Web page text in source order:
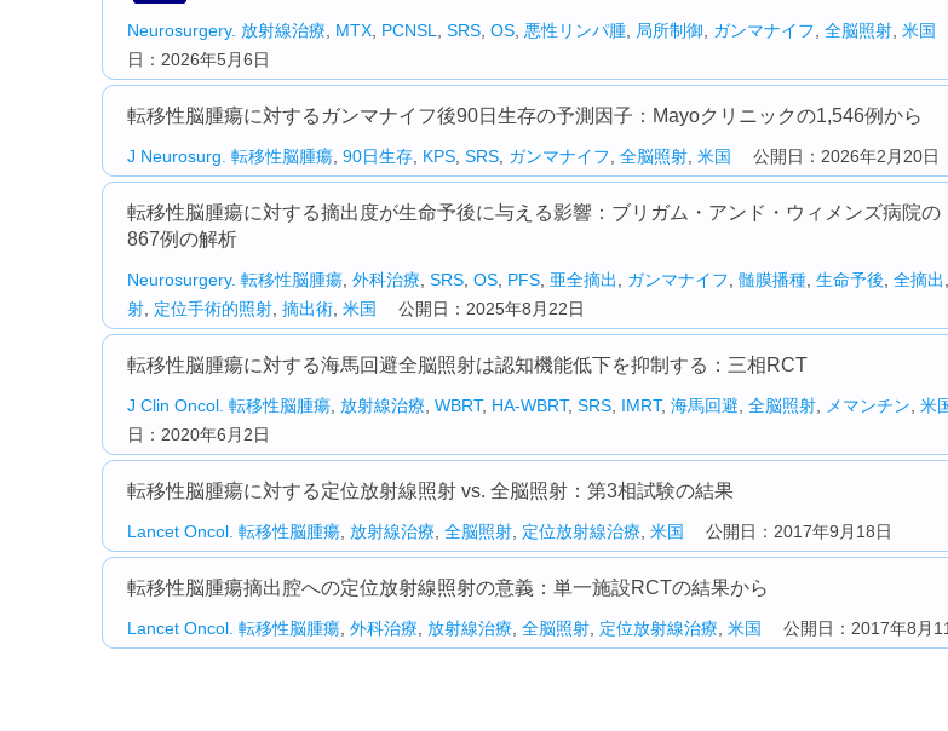
Neurosurgery. 放射線治療 MTX PCNSL SRS OS 悪性リンパ腫 局所制御 ガンマナイフ 全脳照射 米国
日：2026年5月6日
転移性脳腫瘍に対するガンマナイフ後90日生存の予測因子：Mayoクリニックの1,546例から
J Neurosurg. 転移性脳腫瘍 90日生存 KPS SRS ガンマナイフ 全脳照射 米国 公開日：2026年2月20日
転移性脳腫瘍に対する摘出度が生命予後に与える影響：ブリガム・アンド・ウィメンズ病院の
867例の解析
Neurosurgery. 転移性脳腫瘍 外科治療 SRS OS PFS 亜全摘出 ガンマナイフ 髄膜播種 生命予後 全摘出
射 定位手術的照射 摘出術 米国 公開日：2025年8月22日
転移性脳腫瘍に対する海馬回避全脳照射は認知機能低下を抑制する：三相RCT
J Clin Oncol. 転移性脳腫瘍 放射線治療 WBRT, HA-WBRT, SRS IMRT, 海馬回避 全脳照射 メマンチン 米
日：2020年6月2日
転移性脳腫瘍に対する定位放射線照射 vs. 全脳照射：第3相試験の結果
Lancet Oncol. 転移性脳腫瘍 放射線治療 全脳照射 定位放射線治療 米国 公開日：2017年9月18日
転移性脳腫瘍摘出腔への定位放射線照射の意義：単一施設RCTの結果から
Lancet Oncol. 転移性脳腫瘍 外科治療 放射線治療 全脳照射 定位放射線治療 米国 公開日：2017年8月